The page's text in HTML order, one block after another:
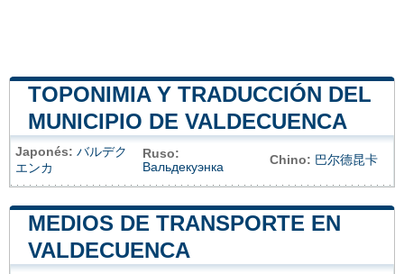
TOPONIMIA Y TRADUCCIÓN DEL
MUNICIPIO DE VALDECUENCA
Japonés: バルデク
エンカ
Ruso:
Вальдекуэнка
Chino: 巴尔德昆卡
MEDIOS DE TRANSPORTE EN
VALDECUENCA